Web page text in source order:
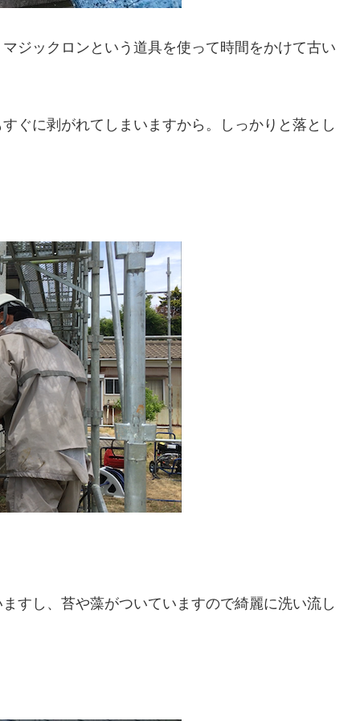
ジックロンという道具を使って時間をかけて古い
ぐに剥がれてしまいますから。しっかりと落とし
すし、苔や藻がついていますので綺麗に洗い流し